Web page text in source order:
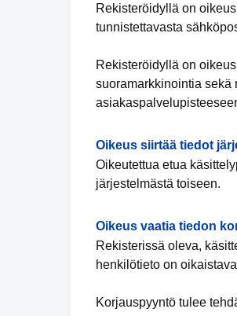
Rekisteröidyllä on
tunnistettavasta
Rekisteröidyllä on
suoramarkkinointia sekä
Oikeus siirtää tiedot
Oikeutettua etua
järjestelmästä toiseen.
Oikeus vaatia tiedon
Rekisterissä oleva,
henkilötieto on
Korjauspyyntö tulee